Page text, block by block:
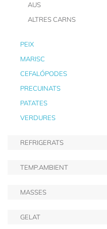
AUS
ALTRES CARNS
PEIX
MARISC
CEFALÓPODES
PRECUINATS
PATATES
VERDURES
REFRIGERATS
TEMP.AMBIENT
MASSES
GELAT